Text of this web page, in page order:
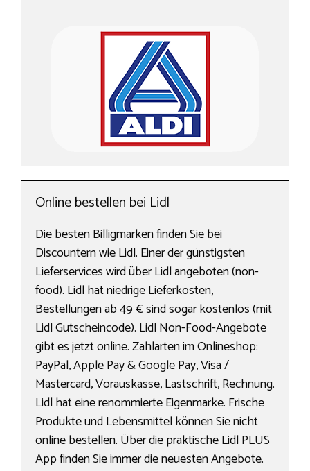
Online bestellen bei Lidl
Die besten Billigmarken finden Sie bei
Discountern wie Lidl. Einer der günstigsten
Lieferservices wird über Lidl angeboten (non-
food). Lidl hat niedrige Lieferkosten,
Bestellungen ab 49 € sind sogar kostenlos (mit
Lidl Gutscheincode). Lidl Non-Food-Angebote
gibt es jetzt online. Zahlarten im Onlineshop:
PayPal, Apple Pay & Google Pay, Visa /
Mastercard, Vorauskasse, Lastschrift, Rechnung.
Lidl hat eine renommierte Eigenmarke. Frische
Produkte und Lebensmittel können Sie nicht
online bestellen. Über die praktische Lidl PLUS
App finden Sie immer die neuesten Angebote.